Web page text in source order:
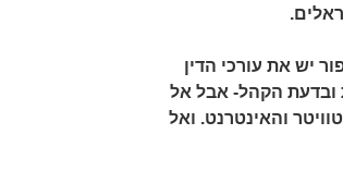
יש את עורכי הדין
ובדעת הקהל- אבל אל
והאינטרנט. ואל